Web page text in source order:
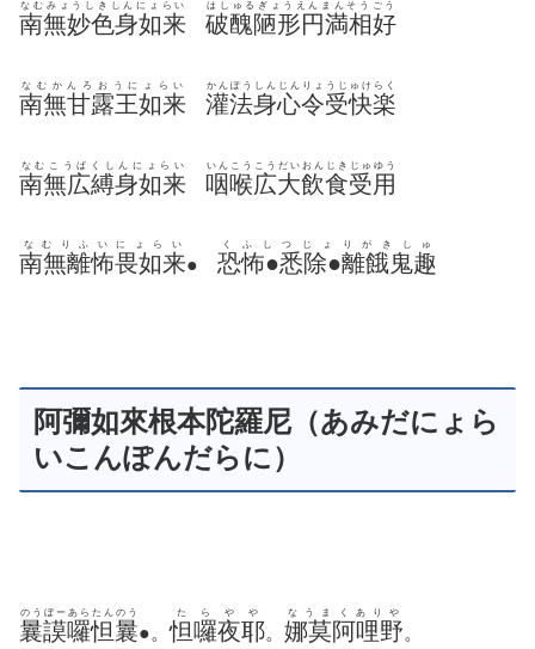
南無妙色身如来
なむみょうしきしんにょらい
破醜陋形円満相好
はしゅるぎょうえんまんそうごう
南無甘露王如来
なむかんろおうにょらい
灌法身心令受快楽
かんぽうしんじんりょうじゅけらく
南無広縛身如来
なむこうばくしんにょらい
咽喉広大飲食受用
いんこうこうだいおんじきじゅゆう
南無離怖畏如来
なむりふいにょらい
● 恐怖●悉除●離餓鬼趣
くふしつじょりがきしゅ
阿彌如來根本陀羅尼（あみだにょら
いこんぽんだらに）
曩謨囉怛曩
のうぼーあらたんのう
●。怛囉夜耶
たらやや
。 娜莫阿哩野
なうまくありや
。